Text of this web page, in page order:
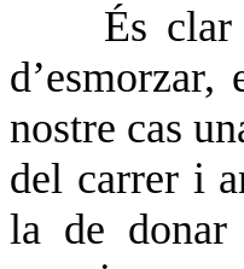
És
nostre cas
del carrer i
la de donar